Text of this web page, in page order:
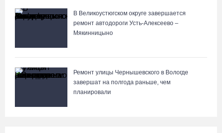
В Великоустюгском округе завершается
ремонт автодороги Усть-Алексеево –
Мякинницыно
Ремонт улицы Чернышевского в Вологде
завершат на полгода раньше, чем
планировали